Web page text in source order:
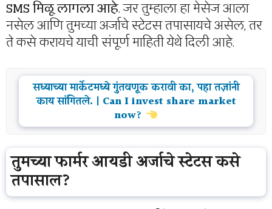
SMS मिळू लागला आहे. जर तुम्हाला हा मेसेज आला
नसेल आणि तुमच्या अर्जाचे स्टेटस तपासायचे असेल, तर
ते कसे करायचे याची संपूर्ण माहिती येथे दिली आहे.
सध्याच्या मार्केटमध्ये गुंतवणूक करावी का, पहा तज्ञांनी
काय सांगितले. | Can I invest share market
now?
तुमच्या फार्मर आयडी अर्जाचे स्टेटस कसे
तपासाल?